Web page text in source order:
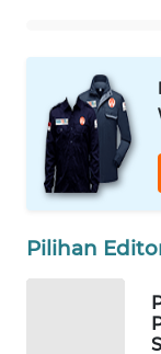
Pilihan
WAHANA
SELEB
WAHANA
PERSONA
WAHANA